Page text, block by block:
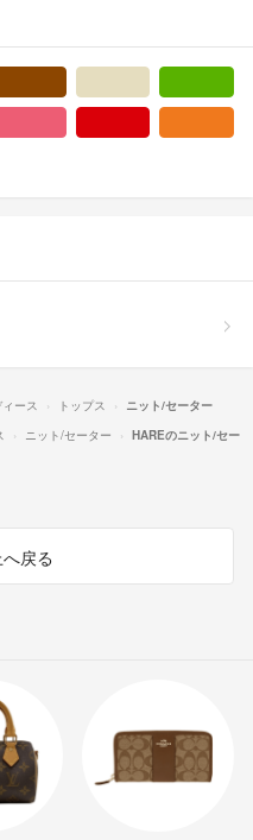
チカラー
ース トップス
ニット/セーター
ニット/セーター
HAREのニット/セー
戻る